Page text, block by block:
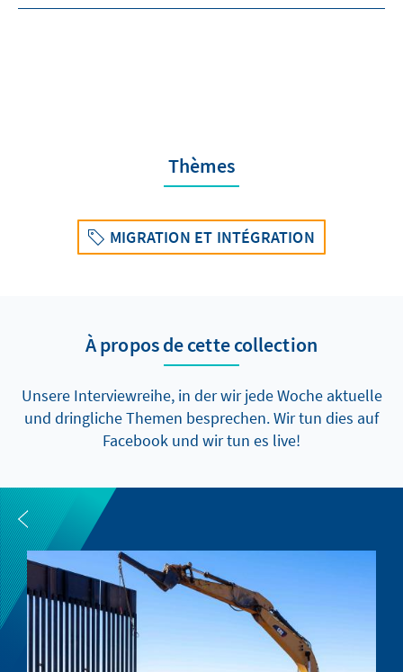
Thèmes
MIGRATION ET INTÉGRATION
À propos de cette collection
Unsere Interviewreihe, in der wir jede Woche aktuelle
und dringliche Themen besprechen. Wir tun dies auf
Facebook und wir tun es live!